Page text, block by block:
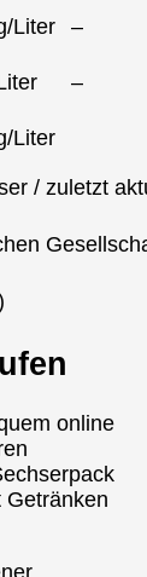
Liter
–
–
Liter
/ zuletzt
online
Getränken